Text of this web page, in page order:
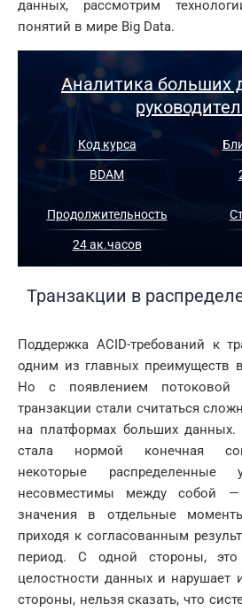
данных, рассмотрим
понятий в мире Big Data.
Аналитика больших
Код курса
BDAM
Продолжительность
24 ак.часов
Транзакции в
Поддержка ACID-требований к
одним из главных преимуществ
Но с появлением потоковой
транзакции стали считаться
на платформах больших
стала нормой конечная
некоторые
несовместимы между собой
значения в отдельные
приходя к согласованным
период. С одной стороны, это
целостности данных и нарушает
стороны, нельзя сказать, что